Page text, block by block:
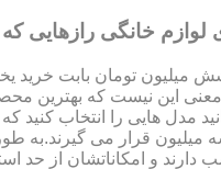
خانگی رازهایی که
شش میلیون تومان بابت خرید
معنی این نیست که بهترین
مدل هایی را انتخاب کنید
هزار تا سه میلیون قرار می گیرند.به
و امکاناتشان از حد